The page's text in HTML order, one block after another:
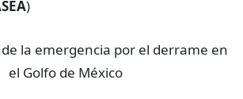
)
la emergencia por el derrame en
el Golfo de México